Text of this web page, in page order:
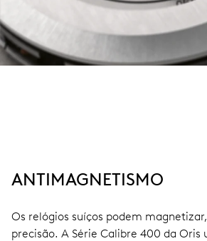
ANTIMAGNETISMO
Os relógios suíços podem
precisão. A Série Calibre 400 da Oris